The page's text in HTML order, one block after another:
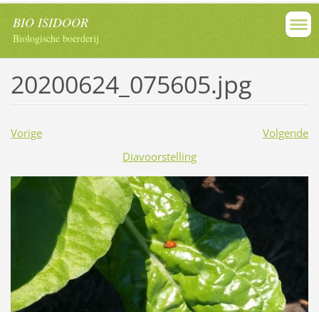
BIO ISIDOOR
Biologische boerderij
20200624_075605.jpg
Vorige
Volgende
Diavoorstelling